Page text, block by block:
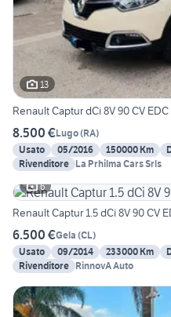
13
Renault Captur dCi 8V 90 CV
8.500 €Lugo(RA)
Usato
05/2016 150000 Km
Rivenditore La Prhilma Cars Srls
6
Renault Captur 1.5 dCi 8V 90 CV
6.500 €Gela (CL)
Usato
09/2014 233000 Km
Rivenditore RinnovA Auto